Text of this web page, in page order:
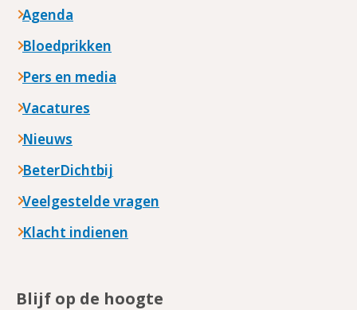
Agenda
Bloedprikken
Pers en media
Vacatures
Nieuws
BeterDichtbij
Veelgestelde vragen
Klacht indienen
Blijf op de hoogte